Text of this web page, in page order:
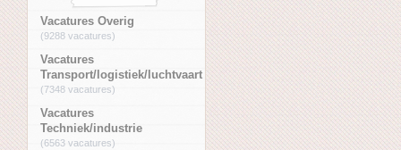
Vacatures Overig
(9288 vacatures)
Vacatures
Transport/logistiek/luchtvaart
(7348 vacatures)
Vacatures
Techniek/industrie
(6563 vacatures)